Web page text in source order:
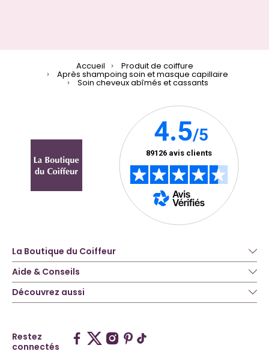
Accueil Produit de coiffure
Après shampoing soin et masque capillaire
Soin cheveux abîmés et cassants
La Boutique du Coiffeur
Aide & Conseils
Découvrez aussi
Restez
connectés